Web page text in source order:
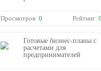
Просмотров:0 Рейтинг: 0
Готовые бизнес-планы с
расчетами для
предпринимателей